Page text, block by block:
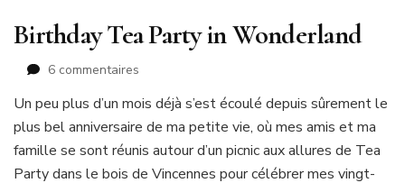
Birthday Tea Party in Wonderland
6 commentaires
Tea
Party
in
Un peu plus d’un mois déjà s’est écoulé depuis sûrement le
plus bel anniversaire de ma petite vie, où mes amis et ma
famille se sont réunis autour d’un picnic aux allures de Tea
Party dans le bois de Vincennes pour célébrer mes vingt-